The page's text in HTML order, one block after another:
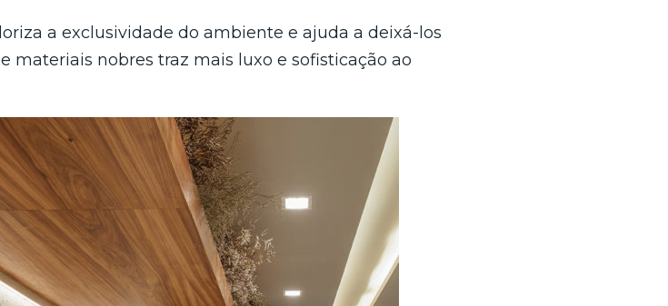
a exclusividade do ambiente e ajuda a deixá-los
materiais nobres traz mais luxo e sofisticação ao